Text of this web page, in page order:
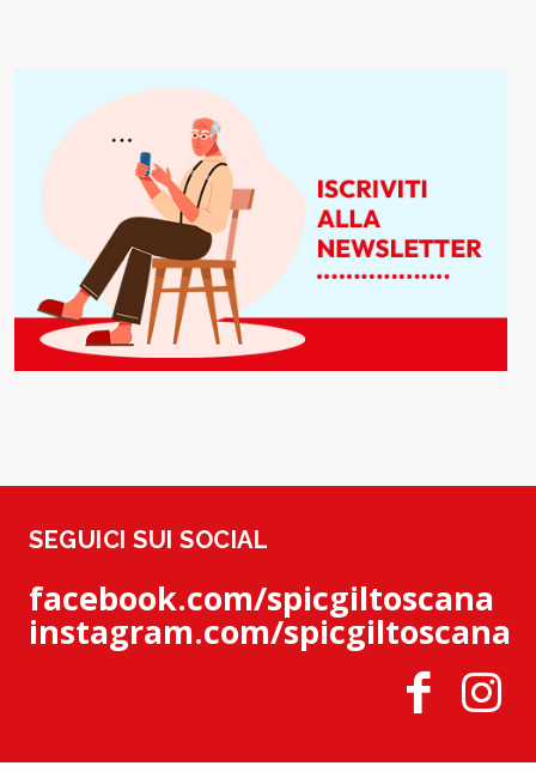
SEGUICI SUI SOCIAL
facebook.com/spicgiltoscana
instagram.com/spicgiltoscana